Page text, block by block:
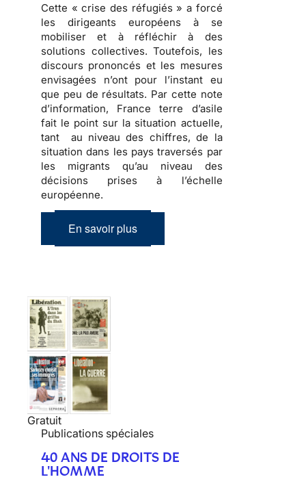
Cette « crise des réfugiés » a forcé
les dirigeants européens à se
mobiliser et à réfléchir à des
solutions collectives. Toutefois, les
discours prononcés et les mesures
envisagées n’ont pour l’instant eu
que peu de résultats. Par cette note
d’information, France terre d’asile
fait le point sur la situation actuelle,
tant au niveau des chiffres, de la
situation dans les pays traversés par
les migrants qu’au niveau des
décisions prises à l’échelle
européenne.
En savoir plus
Gratuit
Publications spéciales
40 ANS DE DROITS DE
L'HOMME